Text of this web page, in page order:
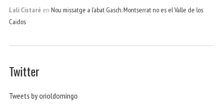
Lali Cistaré en Nou missatge a l’abat Gasch. Montserrat no es el Valle de los
Caidos
Twitter
Tweets by orioldomingo